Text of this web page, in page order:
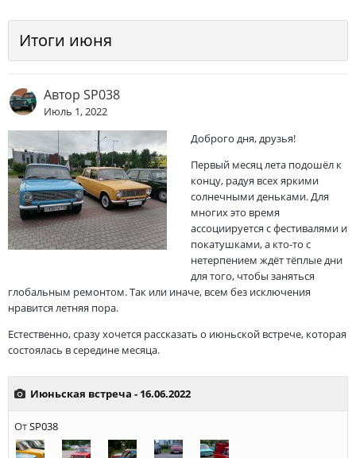
Итоги июня
Автор SP038
Июль 1, 2022
Доброго дня, друзья!
Первый месяц лета подошёл к
концу, радуя всех яркими
солнечными деньками. Для
многих это время
ассоциируется с фестивалями и
покатушками, а кто-то с
нетерпением ждёт тёплые дни
для того, чтобы заняться
глобальным ремонтом. Так или иначе, всем без исключения
нравится летняя пора.
Естественно, сразу хочется рассказать о июньской встрече, которая
состоялась в середине месяца.